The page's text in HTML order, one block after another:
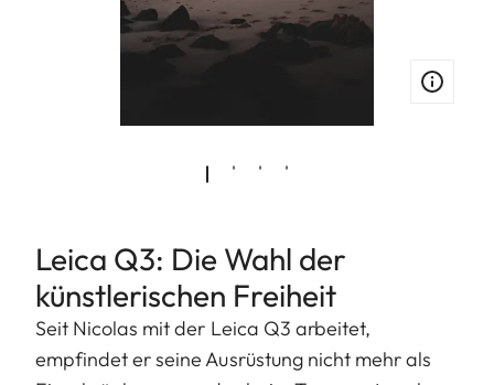
Leica Q3: Die Wahl der
künstlerischen Freiheit
Seit Nicolas mit der Leica Q3 arbeitet,
empfindet er seine Ausrüstung nicht mehr als